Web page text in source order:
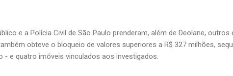
e a Polícia Civil de São Paulo prenderam, além de Deolane,
obteve o bloqueio de valores superiores a R$ 327 milhões,
- e quatro imóveis vinculados aos investigados.